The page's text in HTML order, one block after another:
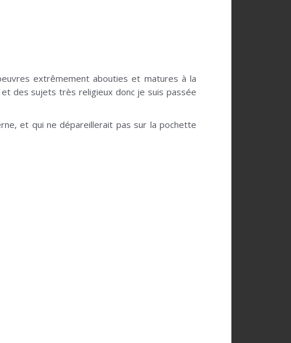
extrêmement abouties et matures à la
des sujets très religieux donc je suis passée
et qui ne dépareillerait pas sur la pochette